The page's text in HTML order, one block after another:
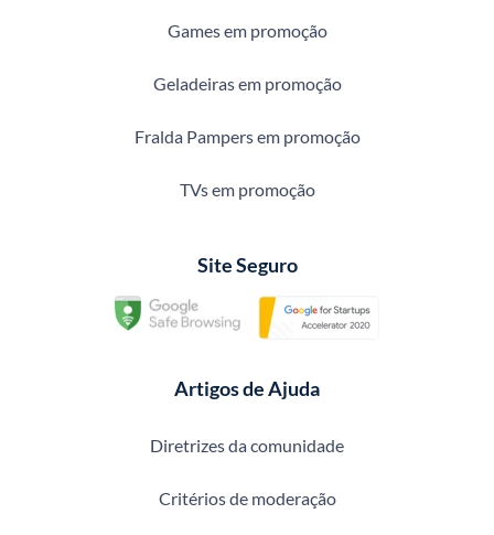
Games em promoção
Geladeiras em promoção
Fralda Pampers em promoção
TVs em promoção
Site Seguro
Artigos de Ajuda
Diretrizes da comunidade
Critérios de moderação